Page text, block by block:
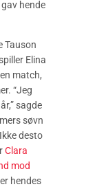
hende
Tauson
Elina
match,
“Jeg
sagde
søvn
desto
Clara
mod
hendes